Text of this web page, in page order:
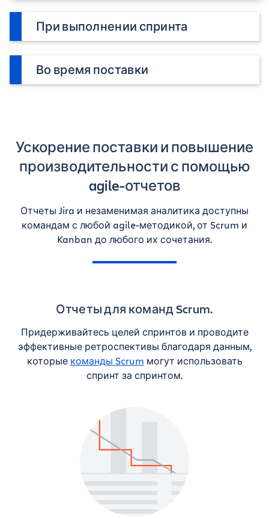
При выполнении спринта
Во время поставки
Ускорение поставки и повышение
производительности с помощью
agile-отчетов
Отчеты Jira и незаменимая аналитика доступны
командам с любой agile-методикой, от Scrum и
Kanban до любого их сочетания.
Отчеты для команд Scrum.
Придерживайтесь целей спринтов и проводите
эффективные ретроспективы благодаря данным,
которые команды Scrum могут использовать
спринт за спринтом.